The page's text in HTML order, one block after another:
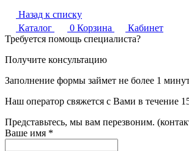
Назад к списку
Каталог
0 Корзина
Кабинет
Требуется помощь специалиста?
Получите консультацию
Заполнение формы займет не более 1
Наш оператор свяжется с Вами в течение
Представьтесь, мы вам перезвоним.
Ваше имя *